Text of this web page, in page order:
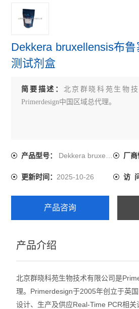
Dekkera bruxellensis布
测试剂盒
简要描述： 北京群晓科苑生物
Primerdesign中国区域总代理。
产品型号： Dekkera bruxellensis 厂商
更新时间：2025-10-26 访
产品咨询
产品介绍
北京群晓科苑生物技术有限公司是
理。Primerdesign于2005年创立于英
设计、生产及供应Real-Time PCR相关